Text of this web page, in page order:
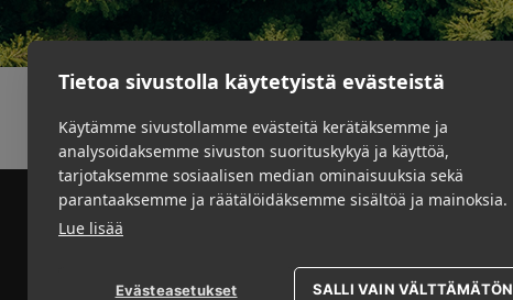
Tietoa sivustolla käytetyistä evästeistä
Käytämme sivustollamme evästeitä kerätäksemme ja
analysoidaksemme sivuston suorituskykyä ja käyttöä,
tarjotaksemme sosiaalisen median ominaisuuksia sekä
parantaaksemme ja räätälöidäksemme sisältöä ja mainoksia.
Lue lisää
Evästeasetukset SALLI VAIN VÄLTTÄMÄTÖN